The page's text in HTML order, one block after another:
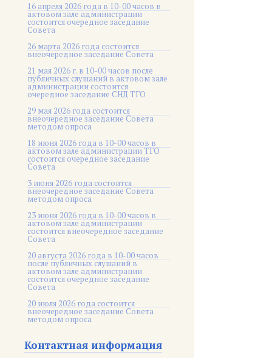
16 апреля 2026 года в 10-00 часов в
актовом зале администрации
состоится очередное заседание
Совета
26 марта 2026 года состоится
внеочередное заседание Совета
21 мая 2026 г. в 10-00 часов после
публичных слушаний в актовом зале
администрации состоится
очередное заседание СНД ТГО
29 мая 2026 года состоится
внеочередное заседание Совета
методом опроса
18 июня 2026 года в 10-00 часов в
актовом зале администрации ТГО
состоится очередное заседание
Совета
3 июня 2026 года состоится
внеочередное заседание Совета
методом опроса
23 июня 2026 года в 10-00 часов в
актовом зале администрации
состоится внеочередное заседание
Совета
20 августа 2026 года в 10-00 часов
после публичных слушаний в
актовом зале администрации
состоится очередное заседание
Совета
20 июля 2026 года состоится
внеочередное заседание Совета
методом опроса
Контактная информация